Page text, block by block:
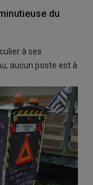
du
à ses
aucun poste est à